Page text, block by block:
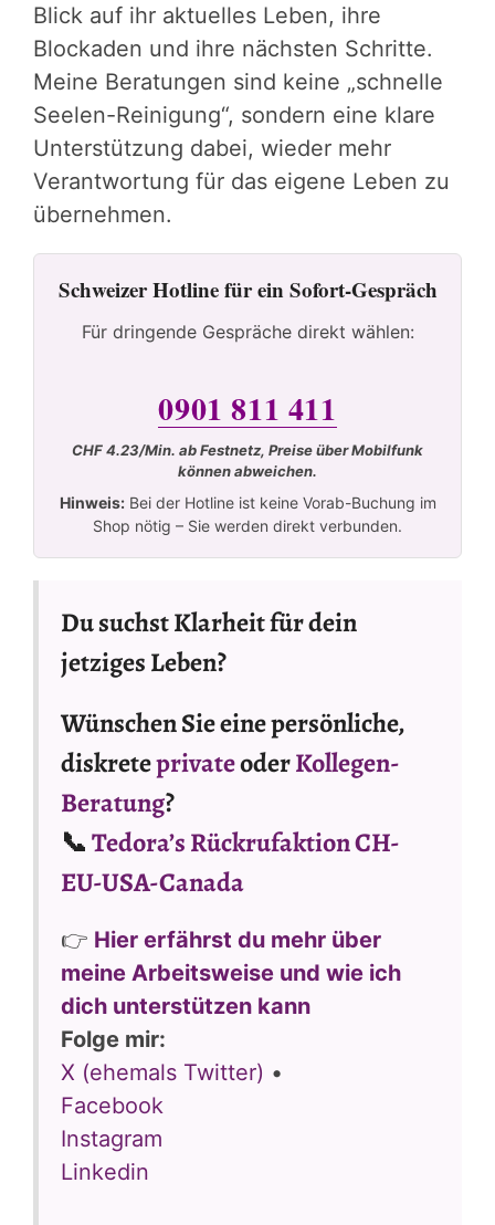
Blick auf ihr aktuelles Leben, ihre
Blockaden und ihre nächsten Schritte.
Meine Beratungen sind keine „schnelle
Seelen-Reinigung“, sondern eine klare
Unterstützung dabei, wieder mehr
Verantwortung für das eigene Leben zu
übernehmen.
Schweizer Hotline für ein Sofort-Gespräch
Für dringende Gespräche direkt wählen:
0901 811 411
CHF 4.23/Min. ab Festnetz, Preise über Mobilfunk
können abweichen.
Hinweis:Bei der Hotline ist keine Vorab-Buchung im
Shop nötig – Sie werden direkt verbunden.
Du suchst Klarheit für dein
jetziges Leben?
Wünschen Sie eine persönliche,
diskreteprivateoderKollegen-
Beratung?
📞Tedora’s Rückrufaktion CH-
EU-USA-Canada
👉 Hier erfährst du mehr über
meine Arbeitsweise und wie ich
dich unterstützen kann
Folge mir:
X (ehemals Twitter) •
Facebook
Instagram
Linkedin